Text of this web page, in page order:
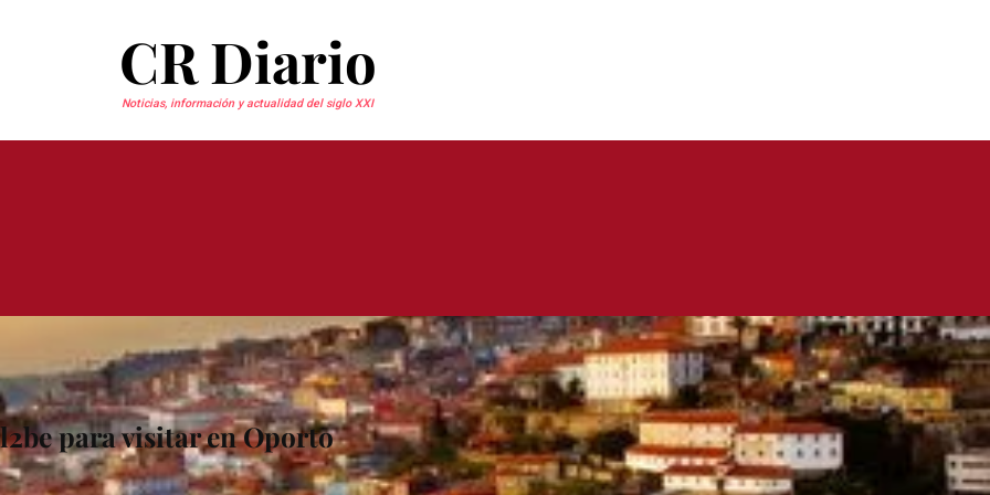
CR Diario
Noticias, información y actualidad del siglo XXI
para visitar en Oporto